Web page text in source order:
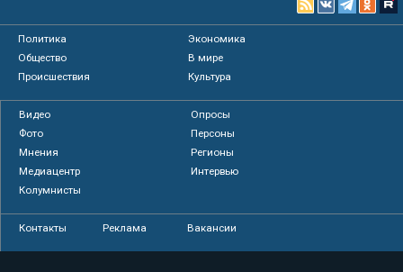
Политика
Экономика
Общество
В мире
Происшествия
Культура
Видео
Опросы
Фото
Персоны
Мнения
Регионы
Медиацентр
Интервью
Колумнисты
Контакты Реклама Вакансии